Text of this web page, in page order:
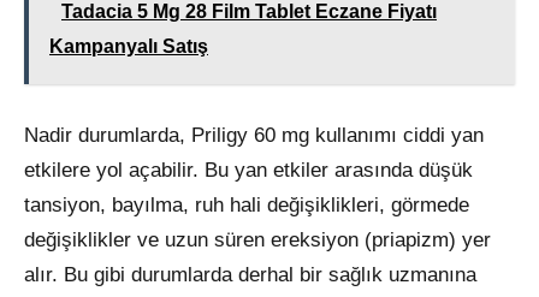
Tadacia 5 Mg 28 Film Tablet Eczane Fiyatı
Kampanyalı Satış
Nadir durumlarda, Priligy 60 mg kullanımı ciddi yan
etkilere yol açabilir. Bu yan etkiler arasında düşük
tansiyon, bayılma, ruh hali değişiklikleri, görmede
değişiklikler ve uzun süren ereksiyon (priapizm) yer
alır. Bu gibi durumlarda derhal bir sağlık uzmanına